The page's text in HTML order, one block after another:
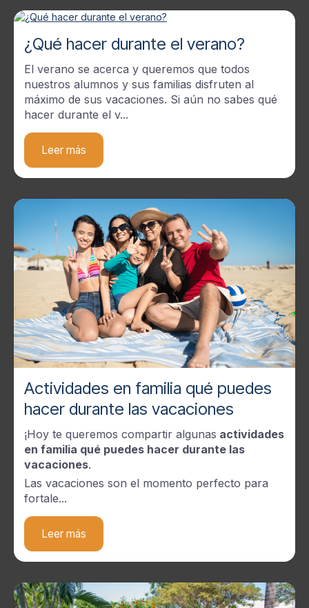
¿Qué hacer durante el verano?
El verano se acerca y queremos que todos
nuestros alumnos y sus familias disfruten al
máximo de sus vacaciones. Si aún no sabes qué
hacer durante el v...
Leer más
Actividades en familia qué puedes
hacer durante las vacaciones
¡Hoy te queremos compartir algunas actividades
en familia qué puedes hacer durante las
vacaciones.
Las vacaciones son el momento perfecto para
fortale...
Leer más